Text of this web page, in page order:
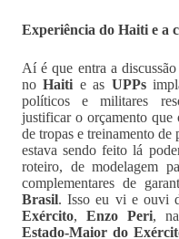
Experiência do Haiti e a
Aí é que entra a
noHaiti e as UPPs
políticos e militares
justificar o orçamento
de tropas e treinamento de
estava sendo feito lá
roteiro, de modelagem
complementares de
Brasil. Isso eu vi e ouvi
Exército, Enzo Peri,
Estado-Maior do